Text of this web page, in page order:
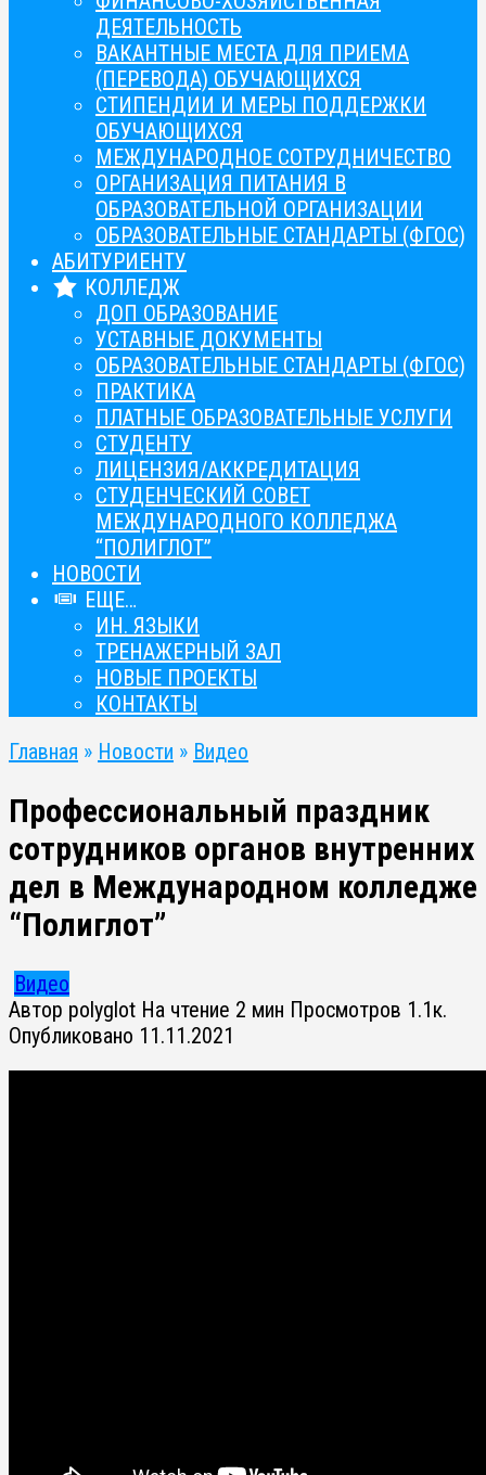
ДЕЯТЕЛЬНОСТЬ
ВАКАНТНЫЕ МЕСТА ДЛЯ ПРИЕМА
(ПЕРЕВОДА) ОБУЧАЮЩИХСЯ
СТИПЕНДИИ И МЕРЫ ПОДДЕРЖКИ
ОБУЧАЮЩИХСЯ
МЕЖДУНАРОДНОЕ СОТРУДНИЧЕСТВО
ОРГАНИЗАЦИЯ ПИТАНИЯ В
ОБРАЗОВАТЕЛЬНОЙ ОРГАНИЗАЦИИ
ОБРАЗОВАТЕЛЬНЫЕ СТАНДАРТЫ (ФГОС)
АБИТУРИЕНТУ
КОЛЛЕДЖ
ДОП ОБРАЗОВАНИЕ
УСТАВНЫЕ ДОКУМЕНТЫ
ОБРАЗОВАТЕЛЬНЫЕ СТАНДАРТЫ (ФГОС)
ПРАКТИКА
ПЛАТНЫЕ ОБРАЗОВАТЕЛЬНЫЕ УСЛУГИ
СТУДЕНТУ
ЛИЦЕНЗИЯ/АККРЕДИТАЦИЯ
СТУДЕНЧЕСКИЙ СОВЕТ
МЕЖДУНАРОДНОГО КОЛЛЕДЖА
“ПОЛИГЛОТ”
НОВОСТИ
ЕЩЕ…
ИН. ЯЗЫКИ
ТРЕНАЖЕРНЫЙ ЗАЛ
НОВЫЕ ПРОЕКТЫ
КОНТАКТЫ
Главная » Новости » Видео
Профессиональный праздник
сотрудников органов внутренних
дел в Международном колледже
“Полиглот”
Видео
Автор polyglot На чтение 2 мин Просмотров 1.1к.
Опубликовано 11.11.2021